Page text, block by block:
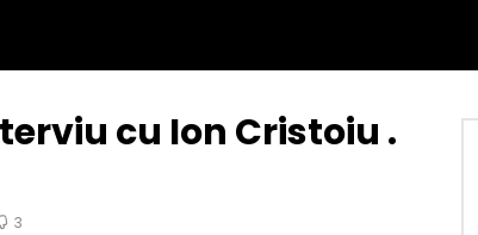
cu Ion Cristoiu .
3